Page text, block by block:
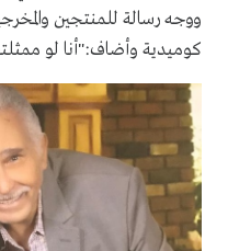
ووجه رسالة للمنتجين
كوميدية وأضاف:"أنا لو